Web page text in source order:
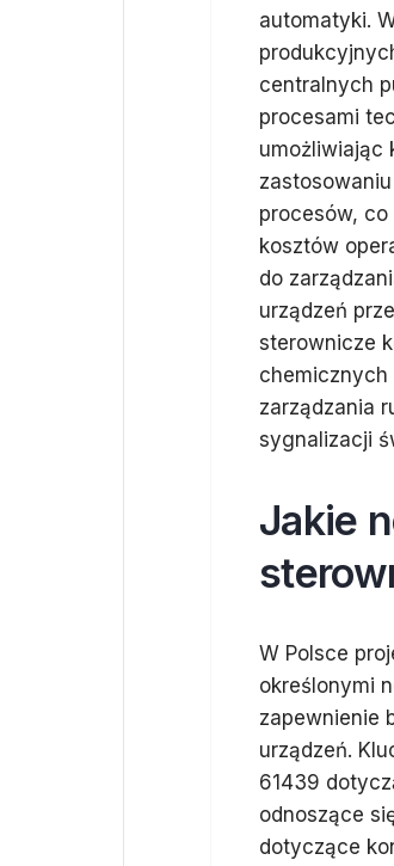
automatyki.
centralnych
procesami
umożliwiając
procesów, co
kosztów
do
urządzeń
sterownicze
chemicznych
zarządzania
sygnalizacji
Jakie
W Polsce
określonymi
zapewnienie
urządzeń.
61439
odnoszące
dotyczące